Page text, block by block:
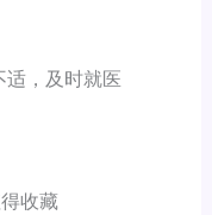
，及时就医
收藏